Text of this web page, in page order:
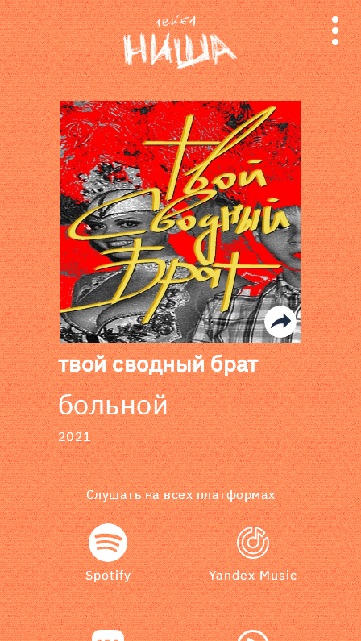
релизы
лейбл
поиск
твой сводный брат
больной
2021
Слушать на всех платформах
Spotify Yandex Music